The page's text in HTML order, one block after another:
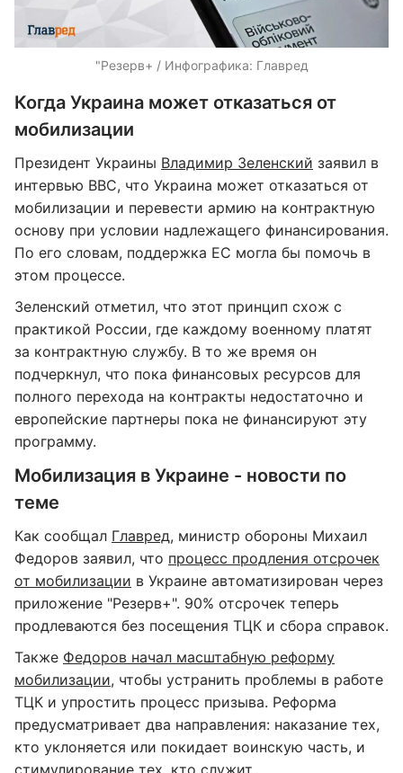
"Резерв+ / Инфографика: Главред
Когда Украина может отказаться от
мобилизации
Президент Украины Владимир Зеленский заявил в
интервью BBC, что Украина может отказаться от
мобилизации и перевести армию на контрактную
основу при условии надлежащего финансирования.
По его словам, поддержка ЕС могла бы помочь в
этом процессе.
Зеленский отметил, что этот принцип схож с
практикой России, где каждому военному платят
за контрактную службу. В то же время он
подчеркнул, что пока финансовых ресурсов для
полного перехода на контракты недостаточно и
европейские партнеры пока не финансируют эту
программу.
Мобилизация в Украине - новости по
теме
Как сообщал Главред, министр обороны Михаил
Федоров заявил, что процесс продления отсрочек
от мобилизации в Украине автоматизирован через
приложение "Резерв+". 90% отсрочек теперь
продлеваются без посещения ТЦК и сбора справок.
Также Федоров начал масштабную реформу
мобилизации, чтобы устранить проблемы в работе
ТЦК и упростить процесс призыва. Реформа
предусматривает два направления: наказание тех,
кто уклоняется или покидает воинскую часть, и
стимулирование тех, кто служит.